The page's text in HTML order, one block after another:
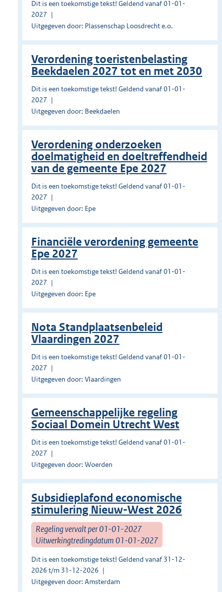
Dit is een toekomstige tekst! Geldend vanaf 01-01-
2027
Uitgegeven door: Plassenschap Loosdrecht e.o.
Verordening toeristenbelasting
Beekdaelen 2027 tot en met 2030
Dit is een toekomstige tekst! Geldend vanaf 01-01-
2027
Uitgegeven door: Beekdaelen
Verordening onderzoeken
doelmatigheid en doeltreffendheid
van de gemeente Epe 2027
Dit is een toekomstige tekst! Geldend vanaf 01-01-
2027
Uitgegeven door: Epe
Financiële verordening gemeente
Epe 2027
Dit is een toekomstige tekst! Geldend vanaf 01-01-
2027
Uitgegeven door: Epe
Nota Standplaatsenbeleid
Vlaardingen 2027
Dit is een toekomstige tekst! Geldend vanaf 01-01-
2027
Uitgegeven door: Vlaardingen
Gemeenschappelijke regeling
Sociaal Domein Utrecht West
Dit is een toekomstige tekst! Geldend vanaf 01-01-
2027
Uitgegeven door: Woerden
Subsidieplafond economische
stimulering Nieuw-West 2026
Regeling vervalt per 01-01-2027
Uitwerkingtredingdatum 01-01-2027
Dit is een toekomstige tekst! Geldend vanaf 31-12-
2026 t/m 31-12-2026
Uitgegeven door: Amsterdam